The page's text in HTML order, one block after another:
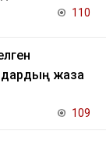
110
жаза
109